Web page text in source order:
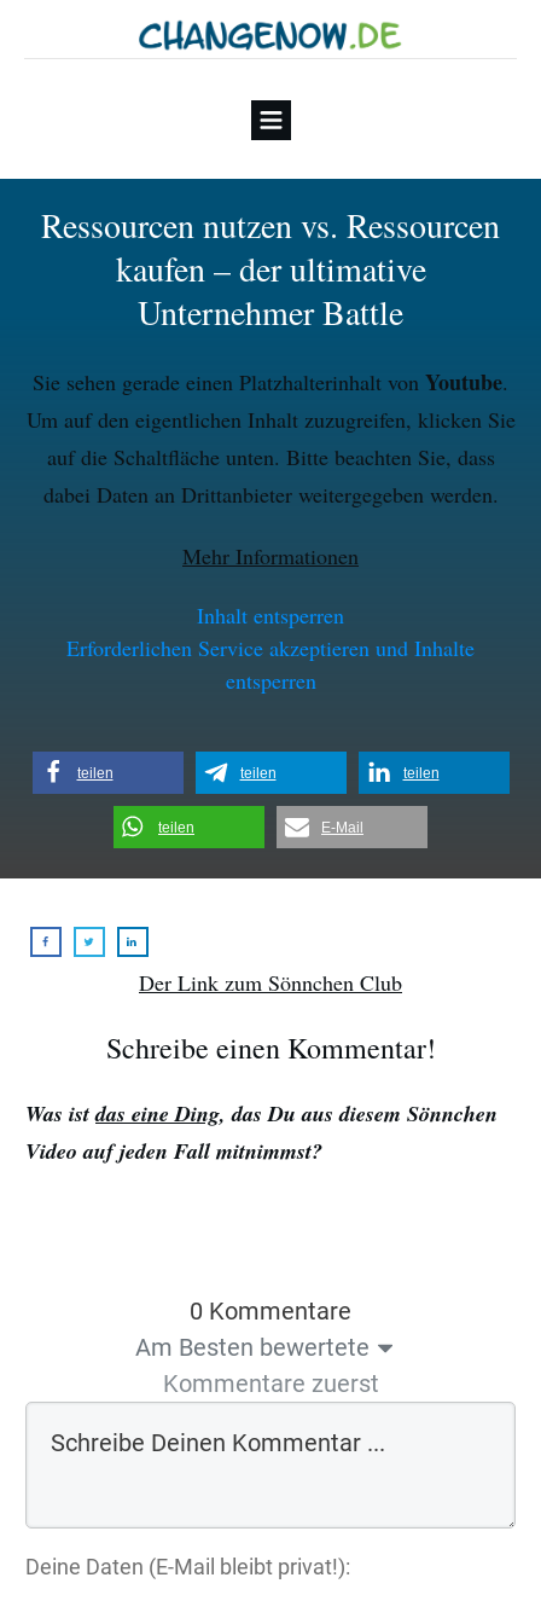
Ressourcen nutzen vs. Ressourcen
kaufen – der ultimative
Unternehmer Battle
Sie sehen gerade einen Platzhalterinhalt von Youtube.
Um auf den eigentlichen Inhalt zuzugreifen, klicken Sie
auf die Schaltfläche unten. Bitte beachten Sie, dass
dabei Daten an Drittanbieter weitergegeben werden.
Mehr Informationen
Inhalt entsperren
Erforderlichen Service akzeptieren und Inhalte
entsperren
teilen teilen teilen
teilen E-Mail
Der Link zum Sönnchen Club
Schreibe einen Kommentar!
Was istdas eine Ding, das Du aus diesem Sönnchen
Video auf jeden Fall mitnimmst?
0 Kommentare
Am Besten bewertete
Kommentare zuerst
Deine Daten (E-Mail bleibt privat!):